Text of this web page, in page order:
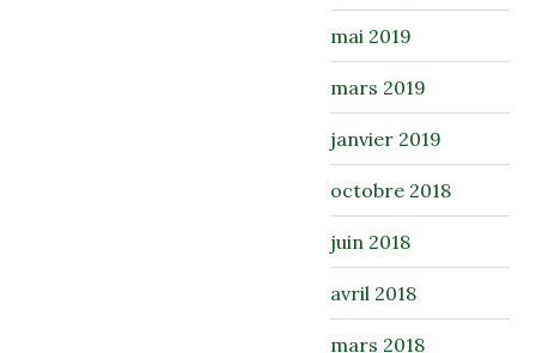
mai 2019
mars 2019
janvier 2019
octobre 2018
juin 2018
avril 2018
mars 2018